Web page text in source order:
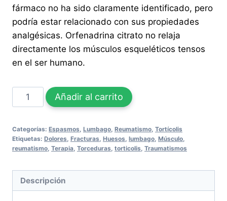
fármaco no ha sido claramente identificado, pero
podría estar relacionado con sus propiedades
analgésicas. Orfenadrina citrato no relaja
directamente los músculos esqueléticos tensos
en el ser humano.
ORFENAFLEX
D
100
CAPSULAS
Añadir al carrito
Categorías: Espasmos Lumbago Reumatismo Tortícolis
Etiquetas: Dolores Fracturas Huesos lumbago Músculo
reumatismo Terapia Torceduras torticolis Traumatismos
Descripción